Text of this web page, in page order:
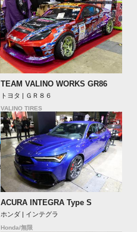
TEAM VALINO WORKS GR86
トヨタ | ＧＲ８６
VALINO TIRES
ACURA INTEGRA Type S
ホンダ | インテグラ
Honda/無限